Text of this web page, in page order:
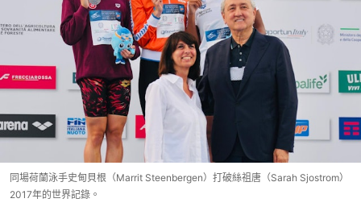
同場荷蘭泳手史甸貝根（Marrit Steenbergen）打破絲祖唐（Sarah Sjostrom）
2017年的世界記錄。